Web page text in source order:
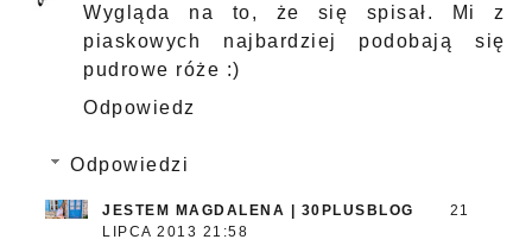
Wygląda na to, że się spisał. Mi z
piaskowych najbardziej podobają się
pudrowe róże :)
Odpowiedz
Odpowiedzi
JESTEM MAGDALENA | 30PLUSBLOG
21
LIPCA 2013 21:58